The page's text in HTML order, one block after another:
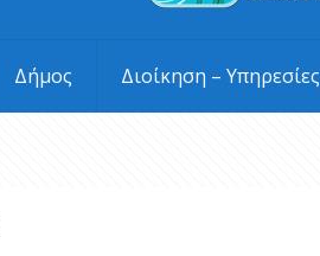
Δήμος Διοίκηση – Υπηρεσίες